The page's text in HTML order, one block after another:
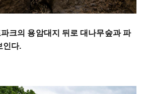
크의 용암대지 뒤로 대나무숲과 파
인다.